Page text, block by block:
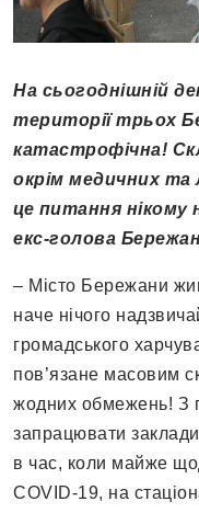
На сьогоднішній
території трьох
катастрофічна!
окрім медичних та
це питання нікому
екс-голова
– Місто Бережани
наче нічого
громадського
пов’язане масовим
жодних обмежень! З
запрацювати
в час, коли майже
COVID-19, на